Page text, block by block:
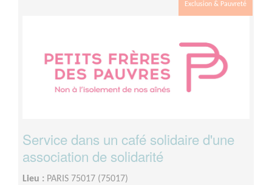
Exclusion & Pauvreté
Service dans un café solidaire d'une
association de solidarité
Lieu : PARIS 75017 (75017)